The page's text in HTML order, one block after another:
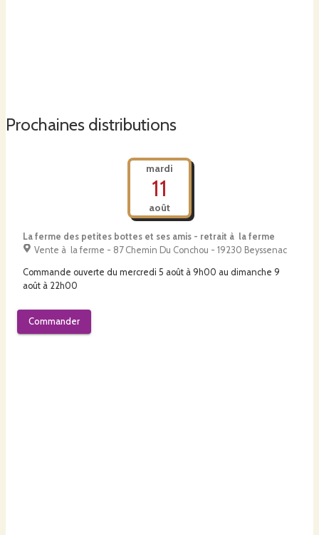
Prochaines distributions
mardi
11
août
La ferme des petites bottes et ses amis - retrait à la ferme
Vente à la ferme - 87 Chemin Du Conchou - 19230 Beyssenac
Commande ouverte du mercredi 5 août à 9h00 au dimanche 9
août à 22h00
Commander